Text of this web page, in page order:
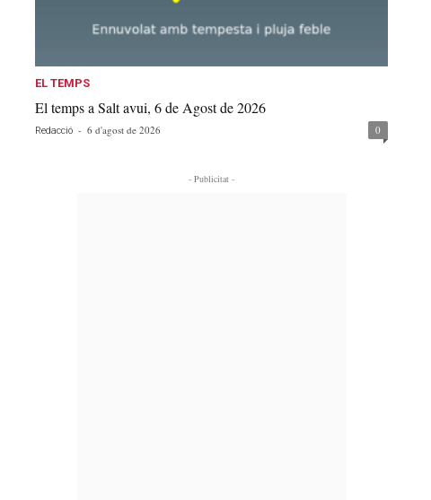
EL TEMPS
El temps a Salt avui, 6 de Agost de 2026
Redacció - 6 d'agost de 2026 0
- Publicitat -